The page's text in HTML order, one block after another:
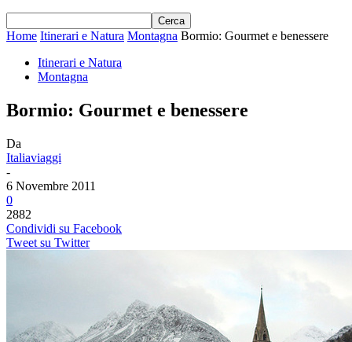
Home Itinerari e Natura Montagna Bormio: Gourmet e benessere
Itinerari e Natura
Montagna
Bormio: Gourmet e benessere
Da
Italiaviaggi
-
6 Novembre 2011
0
2882
Condividi su Facebook
Tweet su Twitter